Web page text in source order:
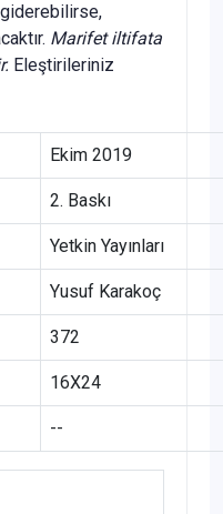
giderebilirse,
Marifet iltifata
Eleştirileriniz
Ekim 2019
2. Baskı
Yetkin Yayınları
Yusuf Karakoç
372
16X24
--